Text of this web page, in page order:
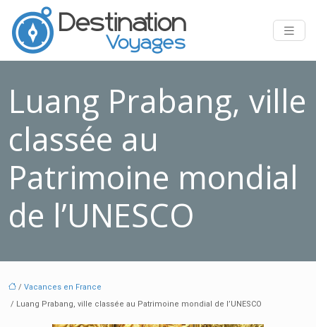
Luang Prabang, ville
classée au
Patrimoine mondial
de l’UNESCO
/ Vacances en France
/ Luang Prabang, ville classée au Patrimoine mondial de l’UNESCO